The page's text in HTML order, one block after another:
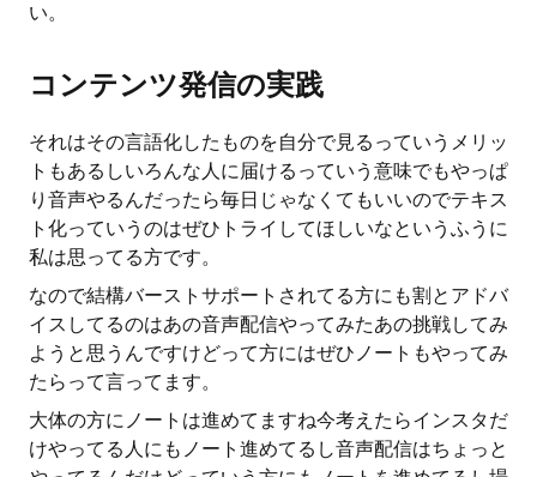
い。
コンテンツ発信の実践
それはその言語化したものを自分で見るっていうメリッ
トもあるしいろんな人に届けるっていう意味でもやっぱ
り音声やるんだったら毎日じゃなくてもいいのでテキス
ト化っていうのはぜひトライしてほしいなというふうに
私は思ってる方です。
なので結構バーストサポートされてる方にも割とアドバ
イスしてるのはあの音声配信やってみたあの挑戦してみ
ようと思うんですけどって方にはぜひノートもやってみ
たらって言ってます。
大体の方にノートは進めてますね今考えたらインスタだ
けやってる人にもノート進めてるし音声配信はちょっと